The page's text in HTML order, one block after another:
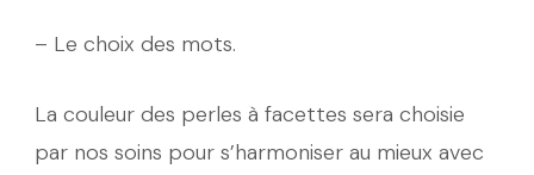
– Le choix des mots.
La couleur des perles à facettes sera choisie
par nos soins pour s’harmoniser au mieux avec